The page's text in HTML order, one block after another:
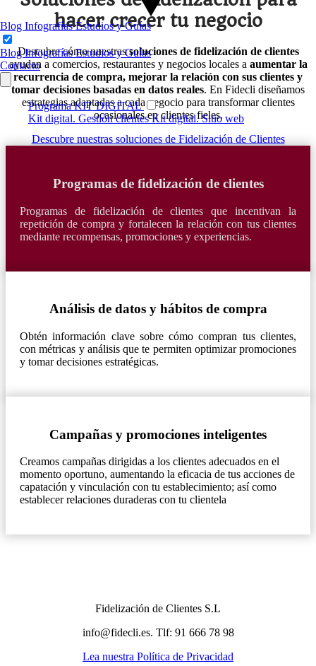
Blog InfografíasEstudios y Guías
BlogInfografíasEstudios y Guías
Contacto
Programa KIT DIGITAL
Kit digital. Gestión clientesKit digital. Sitio web
hacer crecer tu negocio
Descubre cómo nuestrassoluciones de fidelización de clientes
ayudan a comercios, restaurantes y negocios locales a aumentar la
recurrencia de compra, mejorar la relación con sus clientes y
tomar decisiones basadas en datos reales. En Fidecli diseñamos
estrategias adaptadas a cada negocio para transformar clientes
ocasionales en clientes fieles.
Descubre nuestras soluciones de Fidelización de Clientes
Programas de fidelización de clientes
Programas de fidelización de clientes que incentivan la
repetición de compra y fortalecen la relación con tus clientes
mediante recompensas, promociones y experiencias.
Análisis de datos y hábitos de compra
Obtén información clave sobre cómo compran tus clientes,
con métricas y análisis que te permiten optimizar promociones
y tomar decisiones estratégicas.
Campañas y promociones inteligentes
Creamos campañas dirigidas a los clientes adecuados en el
momento oportuno, aumentando la eficacia de tus acciones de
capatación y vinculación con tu establecimiento; así como
establecer relaciones duraderas con tu clientela
Fidelización de Clientes S.L
info@fidecli.es. Tlf: 91 666 78 98
Lea nuestra Política de Privacidad